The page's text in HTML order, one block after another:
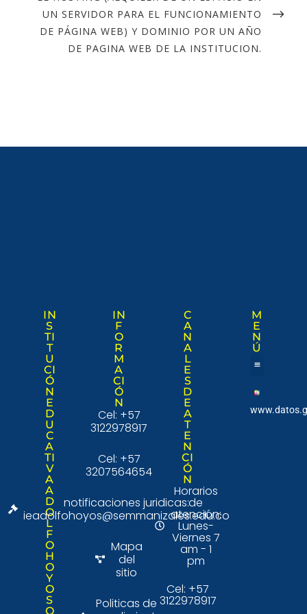
UN SERVIDOR PARA EL FUNCIONAMIENTO
DE PÁGINA WEB) Y DOMINIO POR UN AÑO
DE PAGINA WEB DE LA INSTITUCION.
IN
S
TI
T
U
CI
Ó
N
E
D
U
C
A
TI
V
A
A
D
O
L
F
O
H
O
Y
O
S
O
IN
F
O
R
M
A
CI
Ó
N
Cel: +57
3122978917
Cel: +57
3207564654
notificaciones juridicas:
ieadolfohoyos@semmanizales.edu.co
Mapa
del
sitio
Politicas de
C
A
N
A
L
E
S
D
E
A
T
E
N
CI
Ó
N
Horarios
de
atención:
Lunes-
Viernes 7
am - 1
pm
Cel: +57
3122978917
M
E
N
Ú